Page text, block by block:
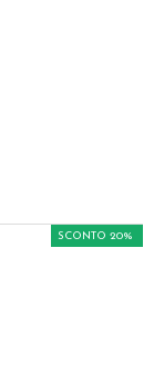
SCONTO 20%